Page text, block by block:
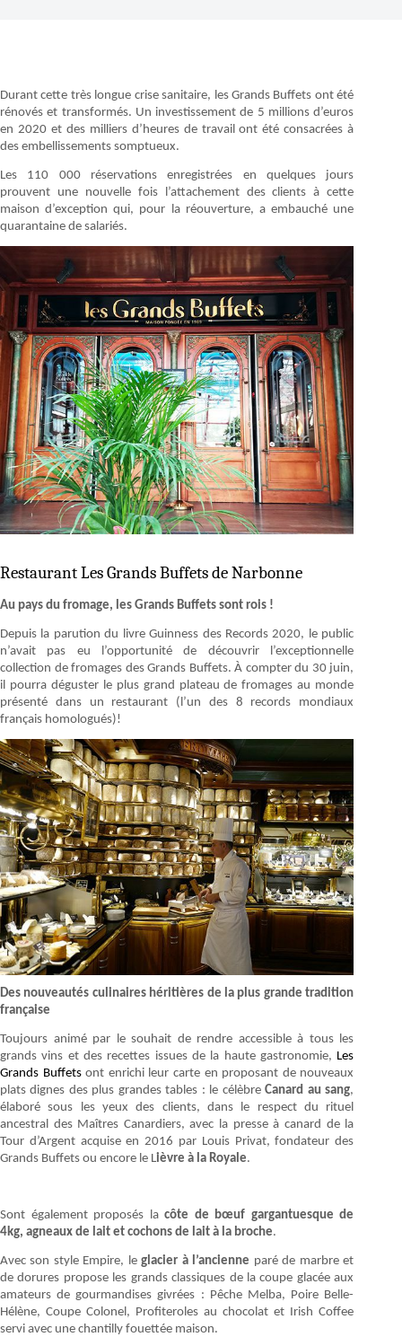
Durant cette très longue crise sanitaire, les Grands Buffets ont été
rénovés et transformés. Un investissement de 5 millions d’euros
en 2020 et des milliers d’heures de travail ont été consacrées à
des embellissements somptueux.
Les 110 000 réservations enregistrées en quelques jours
prouvent une nouvelle fois l’attachement des clients à cette
maison d’exception qui, pour la réouverture, a embauché une
quarantaine de salariés.
Restaurant Les Grands Buffets de Narbonne
Au pays du fromage, les Grands Buffets sont rois !
Depuis la parution du livre Guinness des Records 2020, le public
n’avait pas eu l’opportunité de découvrir l’exceptionnelle
collection de fromages des Grands Buffets. À compter du 30 juin,
il pourra déguster le plus grand plateau de fromages au monde
présenté dans un restaurant (l’un des 8 records mondiaux
français homologués)!
Des nouveautés culinaires héritières de la plus grande tradition
française
Toujours animé par le souhait de rendre accessible à tous les
grands vins et des recettes issues de la haute gastronomie, Les
Grands Buffetsont enrichi leur carte en proposant de nouveaux
plats dignes des plus grandes tables : le célèbreCanard au sang,
élaboré sous les yeux des clients, dans le respect du rituel
ancestral des Maîtres Canardiers, avec la presse à canard de la
Tour d’Argent acquise en 2016 par Louis Privat, fondateur des
Grands Buffets ou encore le Lièvre à la Royale.
Sont également proposés lacôte de bœuf gargantuesque de
4kg, agneaux de lait et cochons de lait à la broche.
Avec son style Empire, leglacier à l’ancienne paré de marbre et
de dorures propose les grands classiques de la coupe glacée aux
amateurs de gourmandises givrées : Pêche Melba, Poire Belle-
Hélène, Coupe Colonel, Profiteroles au chocolat et Irish Coffee
servi avec une chantilly fouettée maison.